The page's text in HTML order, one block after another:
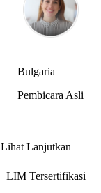
Bulgaria
Pembicara Asli
Lihat Lanjutkan
LIM Tersertifikasi